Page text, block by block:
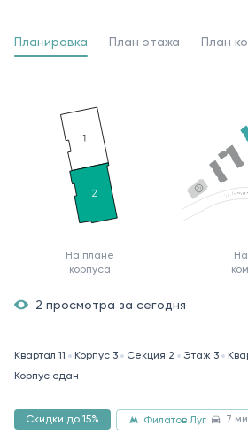
Планировка План этажа План
На плане
корпуса
2 просмотра за сегодня
Квартал 11 Корпус 3 Секция 2 Этаж 3
Корпус сдан
Скидки до 15% Филатов Луг 7